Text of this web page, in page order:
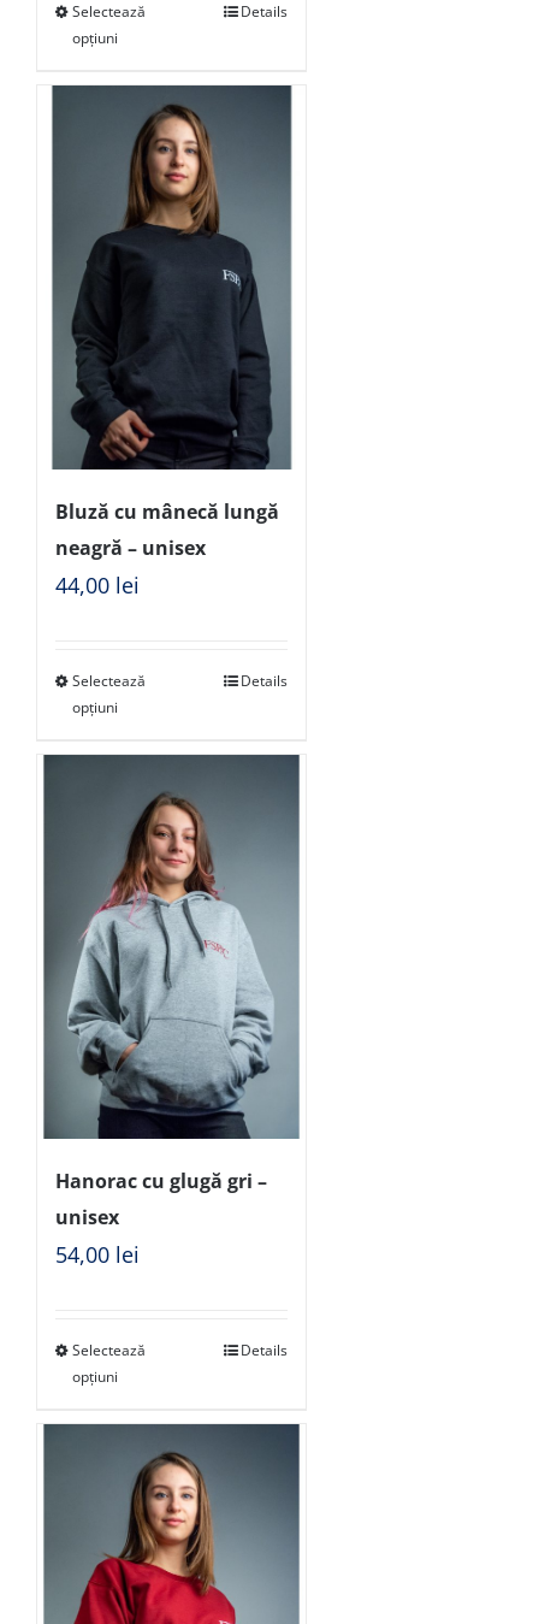
Selectează
opțiuni
Details
Bluză cu mânecă lungă
neagră – unisex
44,00 lei
Selectează
opțiuni
Details
Hanorac cu glugă gri –
unisex
54,00 lei
Selectează
opțiuni
Details